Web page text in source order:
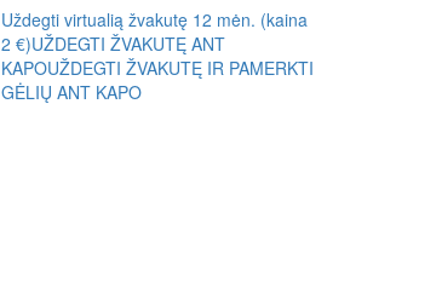
Uždegti virtualią žvakutę 12 mėn. (kaina
2 €)UŽDEGTI ŽVAKUTĘ ANT
KAPOUŽDEGTI ŽVAKUTĘ IR PAMERKTI
GĖLIŲ ANT KAPO